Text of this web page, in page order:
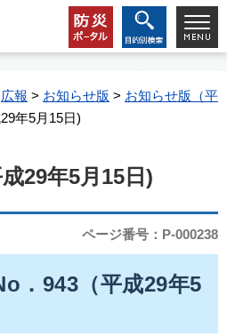
広報 > お知らせ版 > お知らせ版（平
年5月15日)
29年5月15日)
ページ番号：P-000238
．943（平成29年5